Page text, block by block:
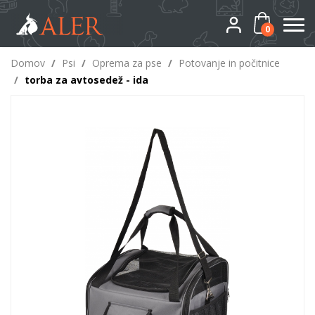
0
Domov / Psi / Oprema za pse / Potovanje in počitnice
/ torba za avtosedež - ida